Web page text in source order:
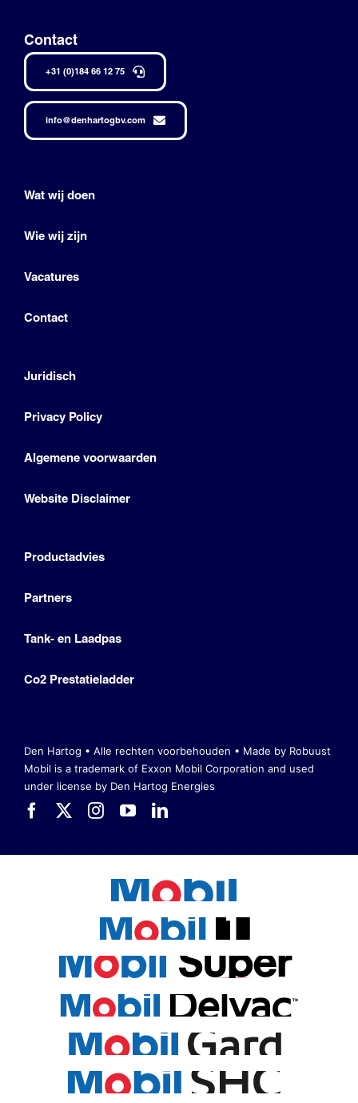
Contact
+31 (0)184 66 12 75
info@denhartogbv.com
Wat wij doen
Wie wij zijn
Vacatures
Contact
Juridisch
Privacy Policy
Algemene voorwaarden
Website Disclaimer
Productadvies
Partners
Tank- en Laadpas
Co2 Prestatieladder
Den Hartog • Alle rechten voorbehouden • Made by Robuust
Mobil is a trademark of Exxon Mobil Corporation and used
under license by Den Hartog Energies